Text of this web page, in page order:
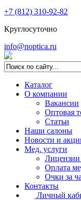
+7 (812) 310-92-82
Круглосуточно
info@noptica.ru
Каталог
О компании
Вакансии
Оптовая
Статьи
Наши салоны
Новости и
Мед. услуги
Лицензии
Оплата
Очки за
Контакты
Личный